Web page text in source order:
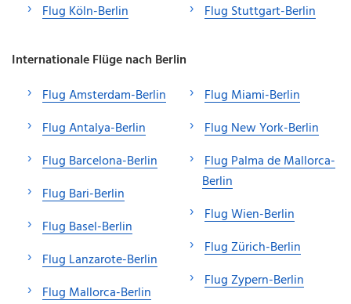
Flug Köln-Berlin
Flug Stuttgart-Berlin
Internationale Flüge nach Berlin
Flug Amsterdam-Berlin
Flug Antalya-Berlin
Flug Barcelona-Berlin
Flug Bari-Berlin
Flug Basel-Berlin
Flug Lanzarote-Berlin
Flug Mallorca-Berlin
Flug Miami-Berlin
Flug New York-Berlin
Flug Palma de Mallorca-
Berlin
Flug Wien-Berlin
Flug Zürich-Berlin
Flug Zypern-Berlin